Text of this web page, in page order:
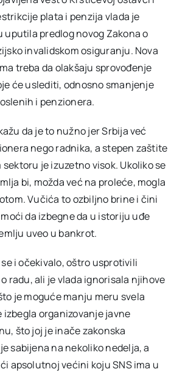
plata i penzija vlada je
predlog novog Zakona o
invalidskom osiguranju. Nova
treba da olakšaju sprovođenje
će uslediti, odnosno smanjenje
i penzionera.
da je to nužno jer Srbija već
nego radnika, a stepen zaštite
je izuzetno visok. Ukoliko se
bi, možda već na proleće, mogla
Vučića to ozbiljno brine i čini
da izbegne da u istoriju uđe
uveo u bankrot.
i očekivalo, oštro usprotivili
radu, ali je vlada ignorisala njihove
je moguće manju meru svela
izbegla organizovanje javne
što joj je inače zakonska
sabijena na nekoliko nedelja, a
apsolutnoj većini koju SNS ima u